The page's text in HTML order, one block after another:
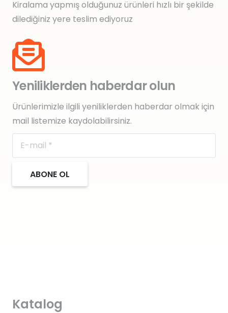
Kiralama yapmış olduğunuz ürünleri hızlı bir şekilde
dilediğiniz yere teslim ediyoruz
Yeniliklerden haberdar olun
Ürünlerimizle ilgili yeniliklerden haberdar olmak için
mail listemize kaydolabilirsiniz.
ABONE OL
Katalog